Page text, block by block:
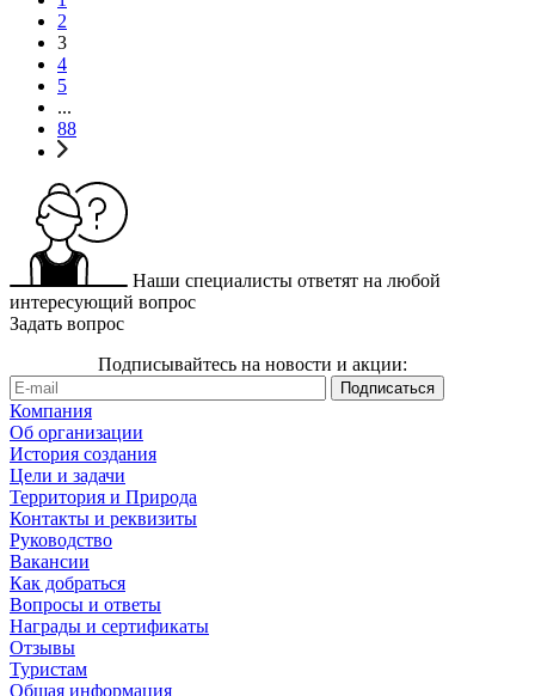
2
3
4
5
...
88
Наши специалисты ответят на любой
интересующий вопрос
Задать вопрос
Подписывайтесь на новости и акции:
Компания
Об организации
История создания
Цели и задачи
Территория и Природа
Контакты и реквизиты
Руководство
Вакансии
Как добраться
Вопросы и ответы
Награды и сертификаты
Отзывы
Туристам
Общая информация